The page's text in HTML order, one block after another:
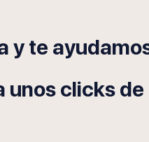
y te
unos clicks